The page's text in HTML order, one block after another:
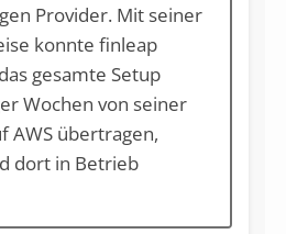
Provider. Mit seiner
konnte finleap
gesamte Setup
Wochen von seiner
AWS übertragen,
dort in Betrieb